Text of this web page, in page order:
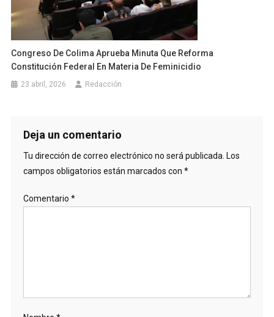
Congreso De Colima Aprueba Minuta Que Reforma
Constitución Federal En Materia De Feminicidio
23 abril, 2026 Redacción
Deja un comentario
Tu dirección de correo electrónico no será publicada. Los
campos obligatorios están marcados con *
Comentario *